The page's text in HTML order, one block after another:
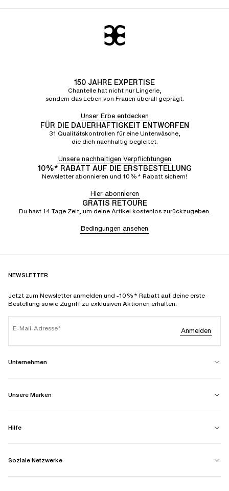
150 JAHRE EXPERTISE
Chantelle hat nicht nur Lingerie,
sondern das Leben von Frauen überall geprägt.
Unser Erbe entdecken
FÜR DIE DAUERHAFTIGKEIT ENTWORFEN
31 Qualitätskontrollen für eine Unterwäsche,
die dich nachhaltig begleitet.
Unsere nachhaltigen Verpflichtungen
10%* RABATT AUF DIE ERSTBESTELLUNG
Newsletter abonnieren und 10%* Rabatt sichern!
Hier abonnieren
GRATIS RETOURE
Du hast 14 Tage Zeit, um deine Artikel kostenlos zurückzugeben.
Bedingungen ansehen
NEWSLETTER
Jetzt zum Newsletter anmelden und -10%* Rabatt auf deine erste
Bestellung sowie Zugriff zu exklusiven Aktionen erhalten.
E-Mail-Adresse Anmelden
Unternehmen
Unsere Marken
Hilfe
Soziale Netzwerke